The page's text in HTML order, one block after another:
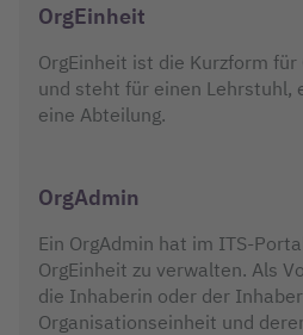
OrgEinheit
OrgEinheit ist die Kurzform für
und steht für einen Lehrstuhl,
eine Abteilung.
OrgAdmin
Ein OrgAdmin hat im ITS-
OrgEinheit zu verwalten. Als
die Inhaberin oder der
Organisationseinheit und